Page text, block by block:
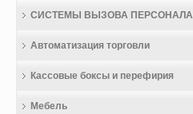
СИСТЕМЫ ВЫЗОВА ПЕРСОНАЛА
Автоматизация торговли
Кассовые боксы и перефирия
Мебель